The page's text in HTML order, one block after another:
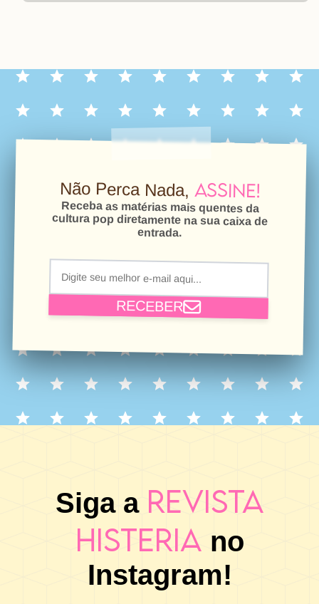
Não Perca Nada, Assine!
Receba as matérias mais quentes da
cultura pop diretamente na sua caixa de
entrada.
RECEBER
Siga a Revista
Histeria no
Instagram!